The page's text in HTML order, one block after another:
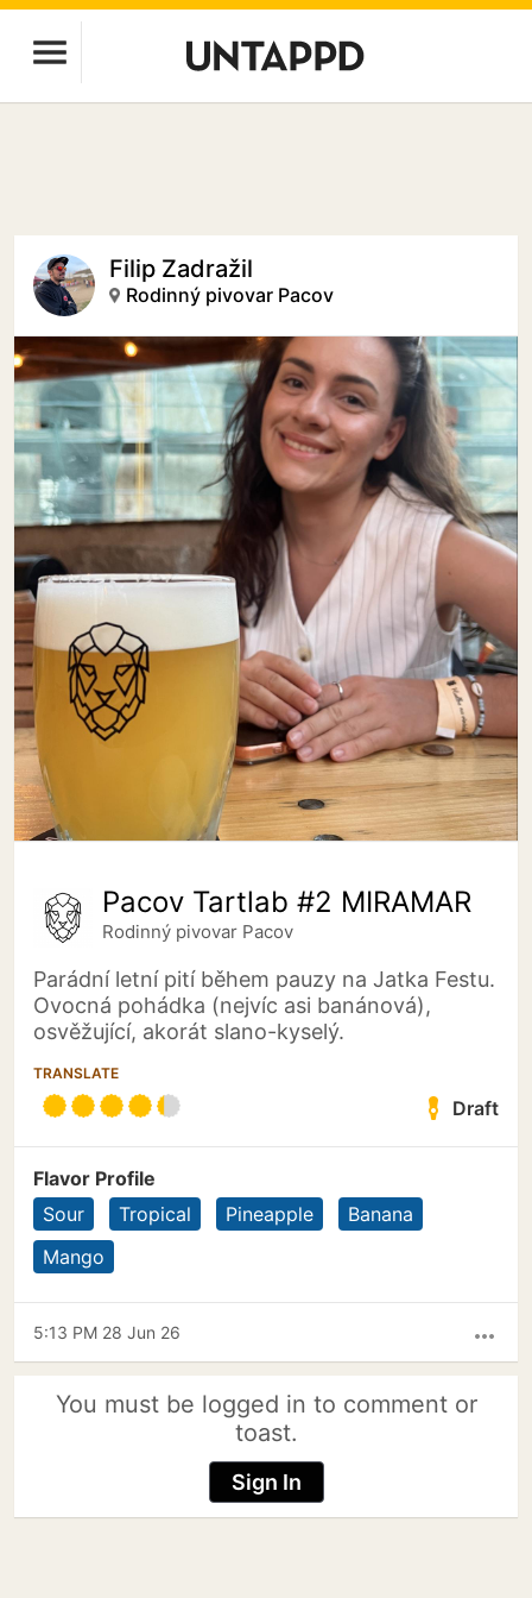
Filip Zadražil
Rodinný pivovar Pacov
Pacov Tartlab #2 MIRAMAR
Rodinný pivovar Pacov
Parádní letní pití během pauzy na Jatka Festu.
Ovocná pohádka (nejvíc asi banánová),
osvěžující, akorát slano-kyselý.
TRANSLATE
Draft
Flavor Profile
Sour
Tropical Pineapple
Banana
Mango
more_horiz
5:13 PM 28 Jun 26
You must be logged in to comment or
toast.
Sign In